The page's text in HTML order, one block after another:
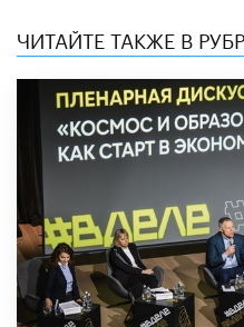
ЧИТАЙТЕ ТАКЖЕ В